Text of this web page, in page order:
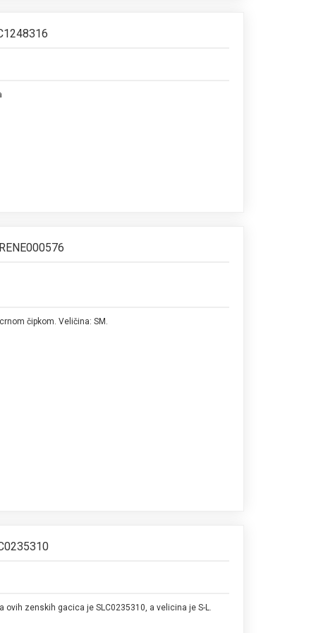
čipkom. Veličina: SM.
zenskih gacica je SLC0235310, a velicina je S-L.